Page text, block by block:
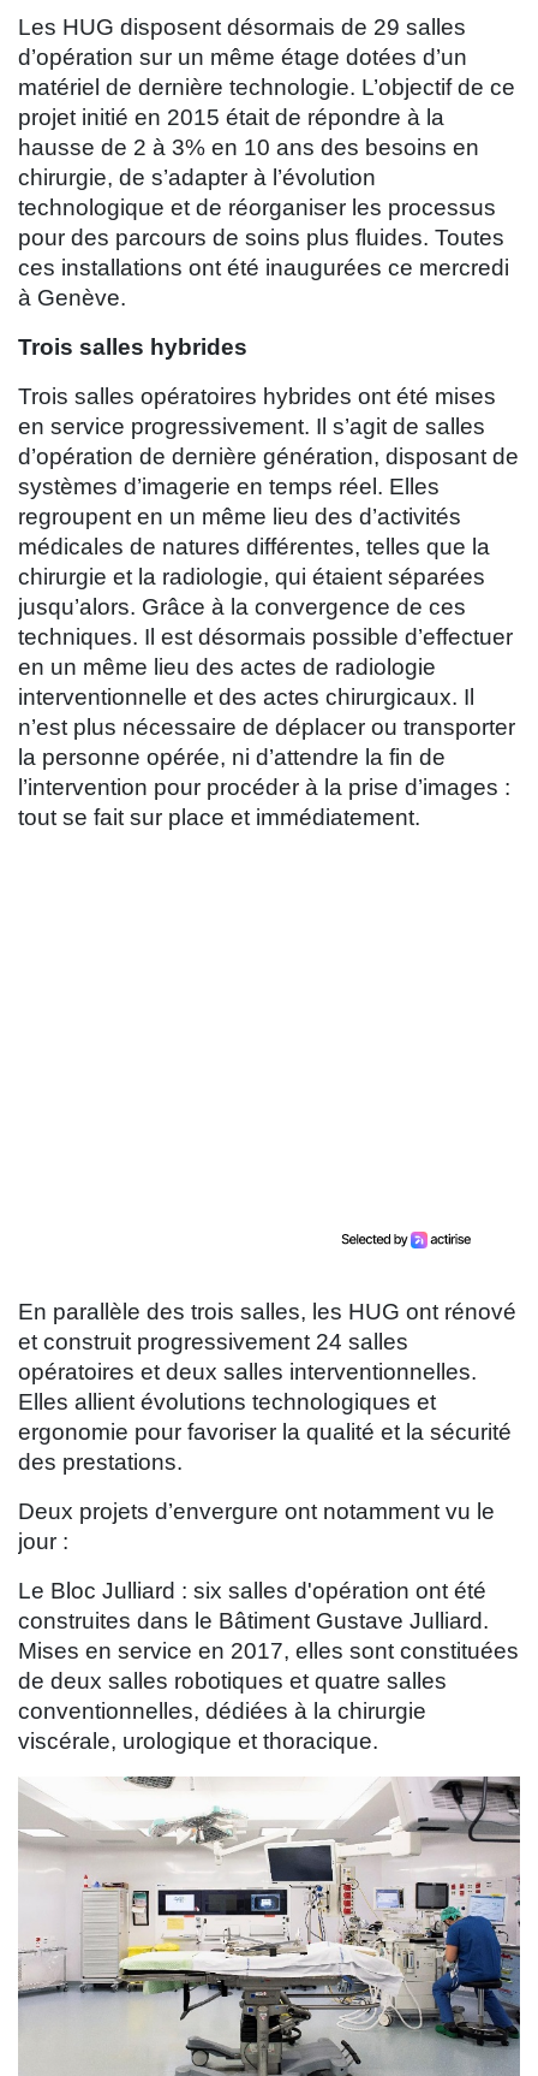
Les HUG disposent désormais de 29 salles
d’opération sur un même étage dotées d’un
matériel de dernière technologie. L’objectif de ce
projet initié en 2015 était de répondre à la
hausse de 2 à 3% en 10 ans des besoins en
chirurgie, de s’adapter à l’évolution
technologique et de réorganiser les processus
pour des parcours de soins plus fluides. Toutes
ces installations ont été inaugurées ce mercredi
à Genève.
Trois salles hybrides
Trois salles opératoires hybrides ont été mises
en service progressivement. Il s’agit de salles
d’opération de dernière génération, disposant de
systèmes d’imagerie en temps réel. Elles
regroupent en un même lieu des d’activités
médicales de natures différentes, telles que la
chirurgie et la radiologie, qui étaient séparées
jusqu’alors. Grâce à la convergence de ces
techniques. Il est désormais possible d’effectuer
en un même lieu des actes de radiologie
interventionnelle et des actes chirurgicaux. Il
n’est plus nécessaire de déplacer ou transporter
la personne opérée, ni d’attendre la fin de
l’intervention pour procéder à la prise d’images :
tout se fait sur place et immédiatement.
En parallèle des trois salles, les HUG ont rénové
et construit progressivement 24 salles
opératoires et deux salles interventionnelles.
Elles allient évolutions technologiques et
ergonomie pour favoriser la qualité et la sécurité
des prestations.
Deux projets d’envergure ont notamment vu le
jour :
Le Bloc Julliard : six salles d'opération ont été
construites dans le Bâtiment Gustave Julliard.
Mises en service en 2017, elles sont constituées
de deux salles robotiques et quatre salles
conventionnelles, dédiées à la chirurgie
viscérale, urologique et thoracique.